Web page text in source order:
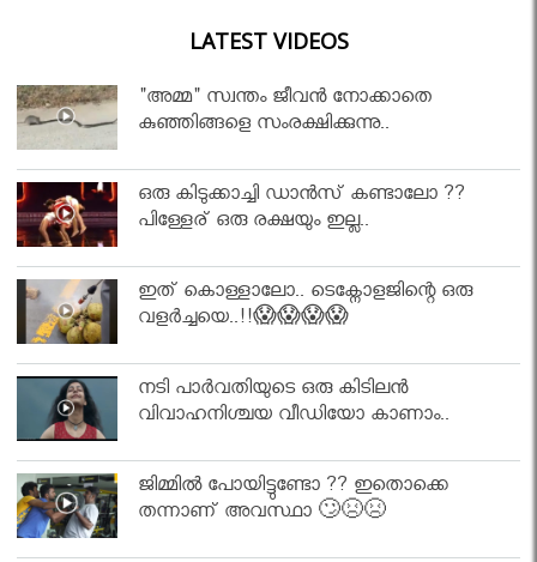
LATEST VIDEOS
"അമ്മ" സ്വന്തം ജീവൻ നോക്കാതെ
കുഞ്ഞിങ്ങളെ സംരക്ഷിക്കുന്നു..
ഒരു കിടുക്കാച്ചി ഡാൻസ് കണ്ടാലോ ??
പിള്ളേര് ഒരു രക്ഷയും ഇല്ല..
ഇത് കൊള്ളാലോ.. ടെക്നോളജിന്റെ ഒരു
വളർച്ചയെ..!!😱😱😱😱
നടി പാർവതിയുടെ ഒരു കിടിലൻ
വിവാഹനിശ്ചയ വീഡിയോ കാണാം..
ജിമ്മിൽ പോയിട്ടുണ്ടോ ?? ഇതൊക്കെ
തന്നാണ് അവസ്ഥാ 🙄😣😣